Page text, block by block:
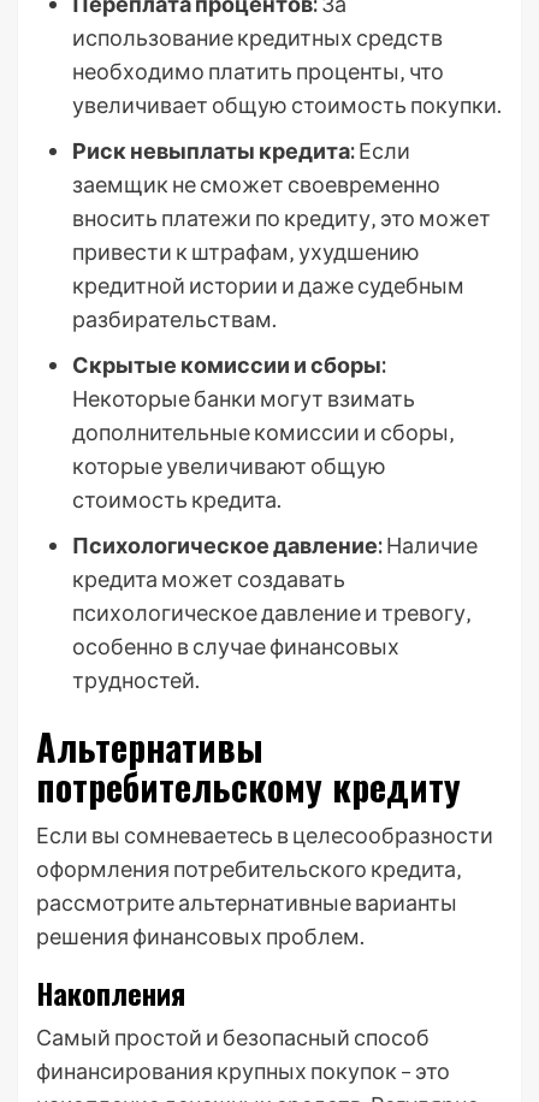
использование кредитных средств
необходимо платить проценты‚ что
увеличивает общую стоимость покупки.
Риск невыплаты кредита:Если
заемщик не сможет своевременно
вносить платежи по кредиту‚ это может
привести к штрафам‚ ухудшению
кредитной истории и даже судебным
разбирательствам.
Скрытые комиссии и сборы:
Некоторые банки могут взимать
дополнительные комиссии и сборы‚
которые увеличивают общую
стоимость кредита.
Психологическое давление:Наличие
кредита может создавать
психологическое давление и тревогу‚
особенно в случае финансовых
трудностей.
Альтернативы
потребительскому кредиту
Если вы сомневаетесь в целесообразности
оформления потребительского кредита‚
рассмотрите альтернативные варианты
решения финансовых проблем.
Накопления
Самый простой и безопасный способ
финансирования крупных покупок – это